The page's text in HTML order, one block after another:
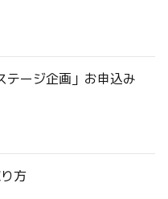
テージ企画」お申込み
方